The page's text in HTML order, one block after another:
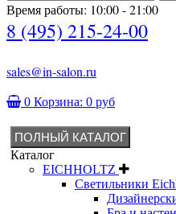
Время работы: 10:00 - 21:00
8 (495) 215-24-00
sales@in-salon.ru
0 Корзина: 0 руб
ПОЛНЫЙ КАТАЛОГ
Каталог
EICHHOLTZ
Светильники